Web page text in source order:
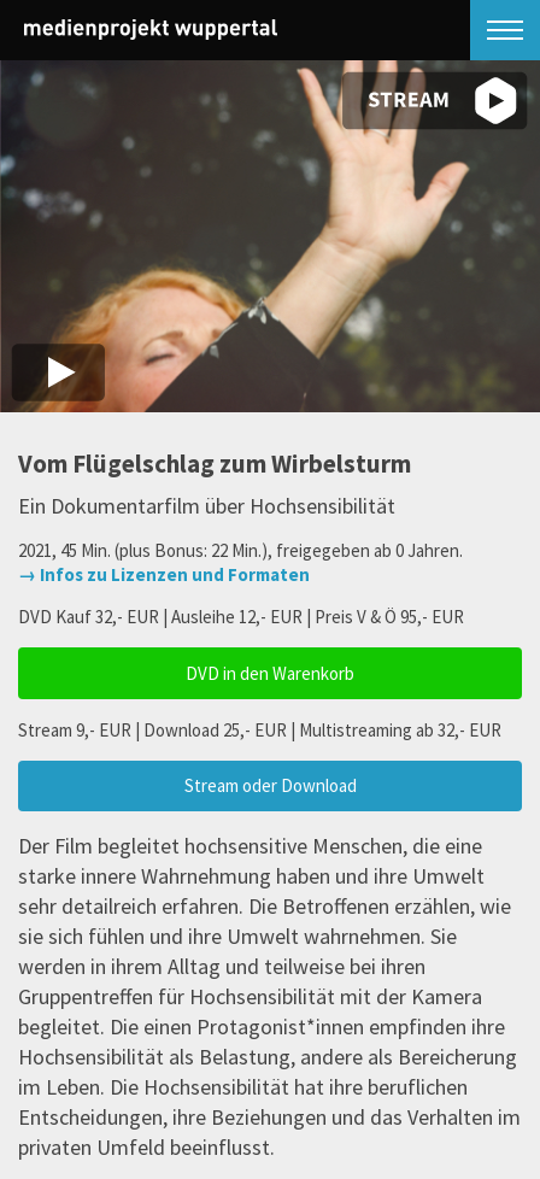
Vom Flügelschlag zum Wirbelsturm
Ein Dokumentarfilm über Hochsensibilität
2021, 45 Min. (plus Bonus: 22 Min.), freigegeben ab 0 Jahren.
→ Infos zu Lizenzen und Formaten
DVD Kauf 32,- EUR | Ausleihe 12,- EUR | Preis V & Ö 95,- EUR
DVD in den Warenkorb
Stream 9,- EUR | Download 25,- EUR | Multistreaming ab 32,- EUR
Stream oder Download
Der Film begleitet hochsensitive Menschen, die eine
starke innere Wahrnehmung haben und ihre Umwelt
sehr detailreich erfahren. Die Betroffenen erzählen, wie
sie sich fühlen und ihre Umwelt wahrnehmen. Sie
werden in ihrem Alltag und teilweise bei ihren
Gruppentreffen für Hochsensibilität mit der Kamera
begleitet. Die einen Protagonist*innen empfinden ihre
Hochsensibilität als Belastung, andere als Bereicherung
im Leben. Die Hochsensibilität hat ihre beruflichen
Entscheidungen, ihre Beziehungen und das Verhalten im
privaten Umfeld beeinflusst.